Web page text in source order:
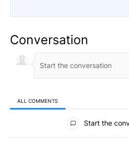
Conversation
ALL COMMENTS
All Comments
Start the